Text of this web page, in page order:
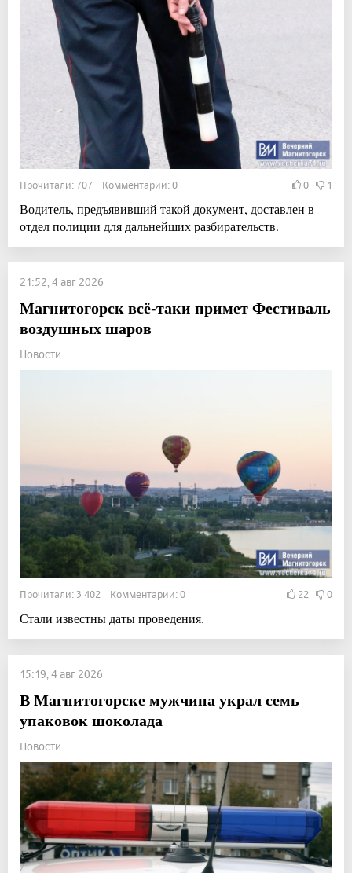
Прочитали: 707 Комментарии: 0 0 1
Водитель, предъявивший такой документ, доставлен в
отдел полиции для дальнейших разбирательств.
21:52, 4 авг 2026
Магнитогорск всё-таки примет Фестиваль
воздушных шаров
Новости
Прочитали: 3 402 Комментарии: 0 22 0
Стали известны даты проведения.
15:19, 4 авг 2026
В Магнитогорске мужчина украл семь
упаковок шоколада
Новости